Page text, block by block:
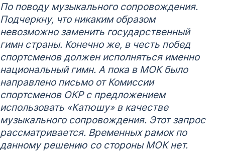
По поводу музыкального сопровождения.
Подчеркну, что никаким образом
невозможно заменить государственный
гимн страны. Конечно же, в честь побед
спортсменов должен исполняться именно
национальный гимн. А пока в МОК было
направлено письмо от Комиссии
спортсменов ОКР с предложением
использовать «Катюшу» в качестве
музыкального сопровождения. Этот запрос
рассматривается. Временных рамок по
данному решению со стороны МОК нет.